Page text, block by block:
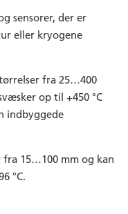
sensorer, der er
eller kryogene
fra 25…400
op til +450 °C
indbyggede
fra 15…100 mm og kan
°C.